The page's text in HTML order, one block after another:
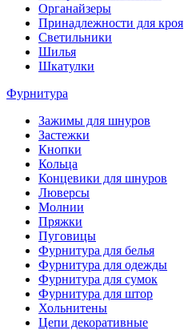
Органайзеры
Принадлежности для кроя
Светильники
Шилья
Шкатулки
Фурнитура
Зажимы для шнуров
Застежки
Кнопки
Кольца
Концевики для шнуров
Люверсы
Молнии
Пряжки
Пуговицы
Фурнитура для белья
Фурнитура для одежды
Фурнитура для сумок
Фурнитура для штор
Хольнитены
Цепи декоративные